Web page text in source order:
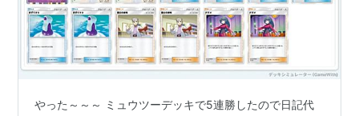
やった～～～ ミュウツーデッキで5連勝したので日記代